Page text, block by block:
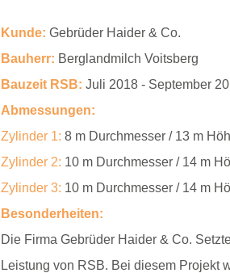
Kunde: Gebrüder Haider & Co.
Bauherr: Berglandmilch Voitsberg
Bauzeit RSB: Juli 2018 - September
Abmessungen:
Zylinder 1: 8 m Durchmesser / 13 m
Zylinder 2: 10 m Durchmesser / 14 m
Zylinder 3: 10 m Durchmesser / 14 m
Besonderheiten:
Die Firma Gebrüder Haider & Co.
Leistung von RSB. Bei diesem Projekt